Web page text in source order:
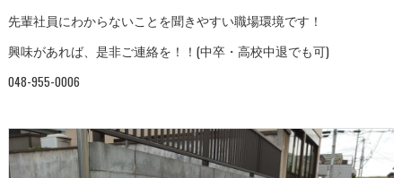
先輩社員にわからないことを聞きやすい職場環境です！
興味があれば、是非ご連絡を！！(中卒・高校中退でも可)
048-955-0006